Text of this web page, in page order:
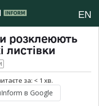
EN
розклеюють
листівки
за: < 1 хв.
в Google